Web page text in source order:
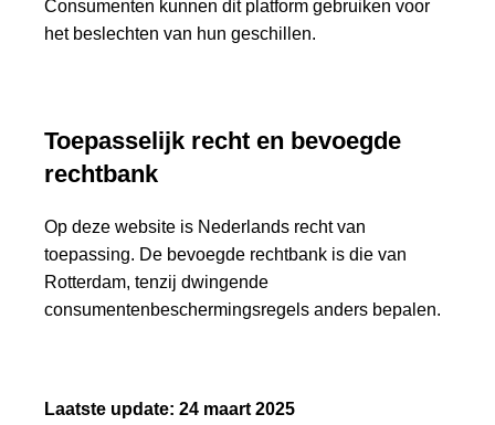
Consumenten kunnen dit platform gebruiken voor
het beslechten van hun geschillen.
Toepasselijk recht en bevoegde
rechtbank
Op deze website is Nederlands recht van
toepassing. De bevoegde rechtbank is die van
Rotterdam, tenzij dwingende
consumentenbeschermingsregels anders bepalen.
Laatste update: 24 maart 2025